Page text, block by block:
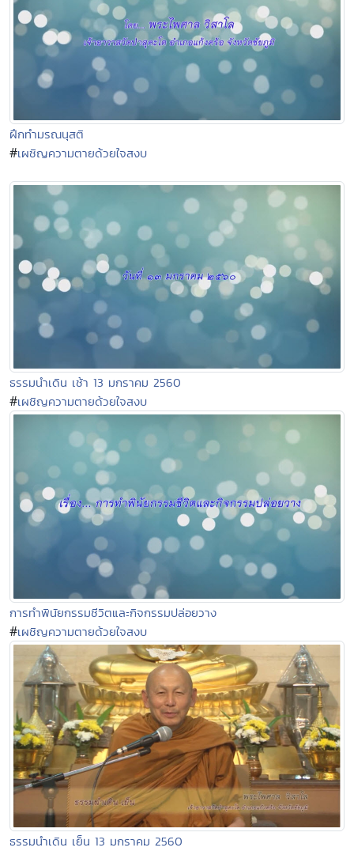
ฝึกทำมรณนุสติ
#เผชิญความตายด้วยใจสงบ
ธรรมนำเดิน เช้า 13 มกราคม 2560
#เผชิญความตายด้วยใจสงบ
การทำพินัยกรรมชีวิตและกิจกรรมปล่อยวาง
#เผชิญความตายด้วยใจสงบ
ธรรมนำเดิน เย็น 13 มกราคม 2560